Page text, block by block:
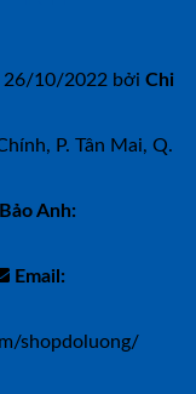
26/10/2022 bởi Chi
P. Tân Mai, Q.
Anh:
Email:
shopdoluong/